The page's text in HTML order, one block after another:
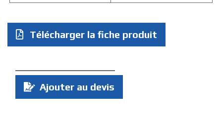
Télécharger la fiche produit
Quantité
Ajouter au devis